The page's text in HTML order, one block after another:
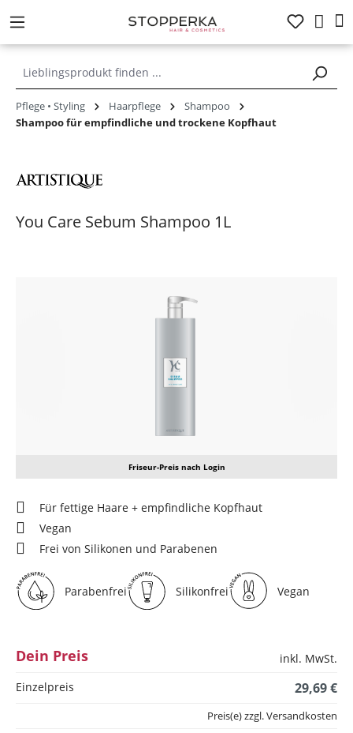
springen
Pflege • Styling Haarpflege
Shampoo
Shampoo für empfindliche und trockene Kopfhaut
You Care Sebum Shampoo 1L
Friseur-Preis nach Login
Für fettige Haare + empfindliche Kopfhaut
Vegan
Frei von Silikonen und Parabenen
Parabenfrei Silikonfrei Vegan
Dein Preis
inkl. MwSt.
Einzelpreis
29,69 €
Preis(e) zzgl. Versandkosten